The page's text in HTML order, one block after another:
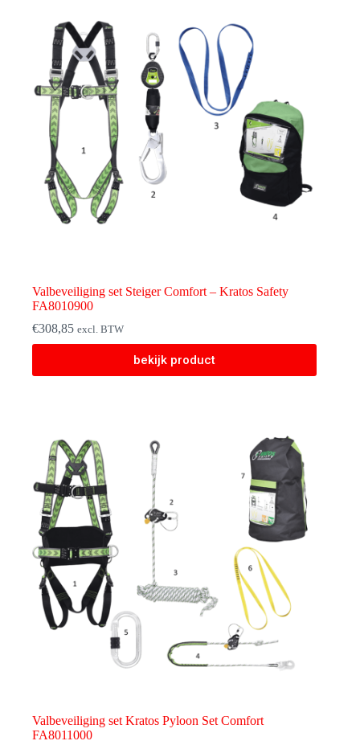
Valbeveiliging set Steiger Comfort – Kratos Safety
FA8010900
€308,85 excl. BTW
bekijk product
Valbeveiliging set Kratos Pyloon Set Comfort
FA8011000